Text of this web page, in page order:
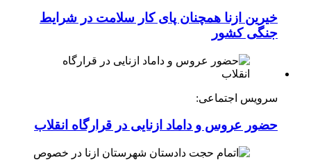
خیرین ازنا همچنان پای کار سلامت در شرایط
جنگی کشور
سرویس اجتماعی:
حضور عروس و داماد ازنایی در قرارگاه انقلاب